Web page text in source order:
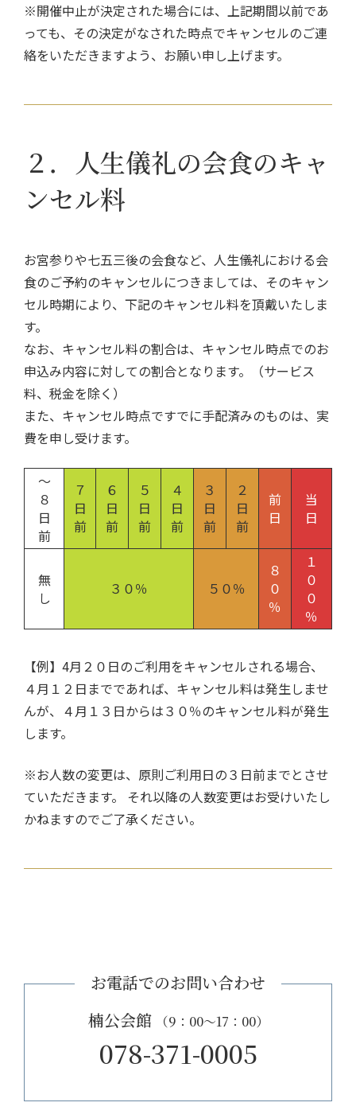
※開催中止が決定された場合には、上記期間以前であ
っても、その決定がなされた時点でキャンセルのご連
絡をいただきますよう、お願い申し上げます。
２．人生儀礼の会食のキャ
ンセル料
お宮参りや七五三後の会食など、人生儀礼における会
食のご予約のキャンセルにつきましては、そのキャン
セル時期により、下記のキャンセル料を頂戴いたしま
す。
なお、キャンセル料の割合は、キャンセル時点でのお
申込み内容に対しての割合となります。（サービス
料、税金を除く）
また、キャンセル時点ですでに手配済みのものは、実
費を申し受けます。
～
８
日
前
７
日
前
６
日
前
５
日
前
４
日
前
３
日
前
２
日
前
前
日
当
日
無
し
３０％ ５０％
８
０
％
１
０
０
％
【例】4月２０日のご利用をキャンセルされる場合、
４月１２日までであれば、キャンセル料は発生しませ
んが、４月１３日からは３０％のキャンセル料が発生
します。
※お人数の変更は、原則ご利用日の３日前までとさせ
ていただきます。 それ以降の人数変更はお受けいたし
かねますのでご了承ください。
お電話でのお問い合わせ
楠公会館
（9：00～17：00）
078-371-0005